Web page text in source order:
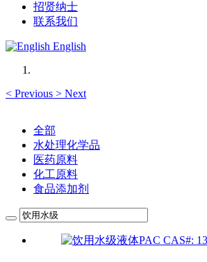
招贤纳士
联系我们
English
< Previous > Next
全部
水处理化学品
医药原料
化工原料
食品添加剂